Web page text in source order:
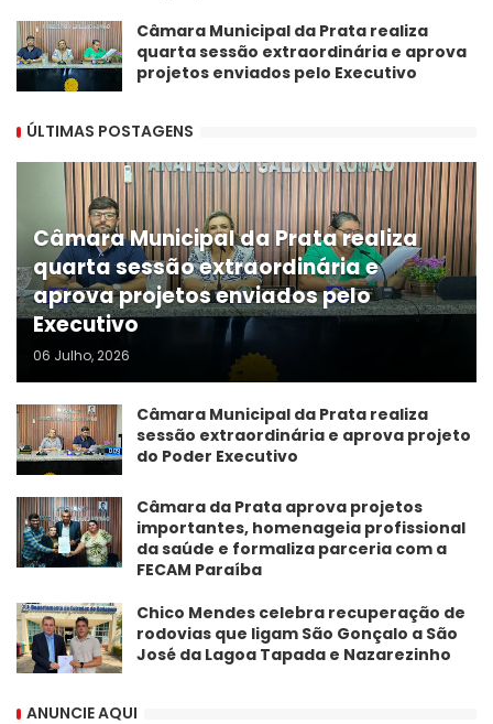
Câmara Municipal da Prata realiza
quarta sessão extraordinária e aprova
projetos enviados pelo Executivo
ÚLTIMAS POSTAGENS
Câmara Municipal da Prata realiza
quarta sessão extraordinária e
aprova projetos enviados pelo
Executivo
06 Julho, 2026
Câmara Municipal da Prata realiza
sessão extraordinária e aprova projeto
do Poder Executivo
​Câmara da Prata aprova projetos
importantes, homenageia profissional
da saúde e formaliza parceria com a
FECAM Paraíba
Chico Mendes celebra recuperação de
rodovias que ligam São Gonçalo a São
José da Lagoa Tapada e Nazarezinho
ANUNCIE AQUI